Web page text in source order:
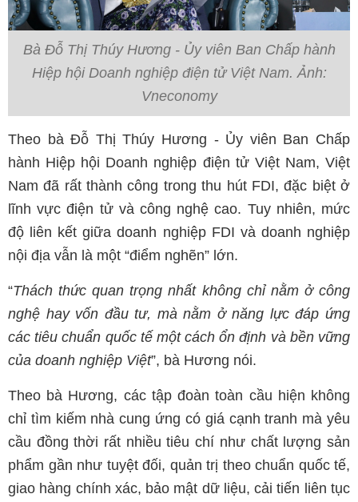
Bà Đỗ Thị Thúy Hương - Ủy viên Ban Chấp hành
Hiệp hội Doanh nghiệp điện tử Việt Nam. Ảnh:
Vneconomy
Theo bà Đỗ Thị Thúy Hương - Ủy viên Ban Chấp
hành Hiệp hội Doanh nghiệp điện tử Việt Nam, Việt
Nam đã rất thành công trong thu hút FDI, đặc biệt ở
lĩnh vực điện tử và công nghệ cao. Tuy nhiên, mức
độ liên kết giữa doanh nghiệp FDI và doanh nghiệp
nội địa vẫn là một “điểm nghẽn” lớn.
“Thách thức quan trọng nhất không chỉ nằm ở công
nghệ hay vốn đầu tư, mà nằm ở năng lực đáp ứng
các tiêu chuẩn quốc tế một cách ổn định và bền vững
của doanh nghiệp Việt”, bà Hương nói.
Theo bà Hương, các tập đoàn toàn cầu hiện không
chỉ tìm kiếm nhà cung ứng có giá cạnh tranh mà yêu
cầu đồng thời rất nhiều tiêu chí như chất lượng sản
phẩm gần như tuyệt đối, quản trị theo chuẩn quốc tế,
giao hàng chính xác, bảo mật dữ liệu, cải tiến liên tục